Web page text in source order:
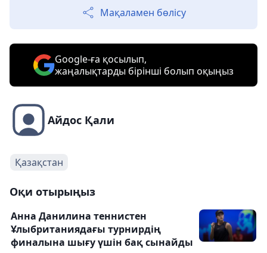
Мақаламен бөлісу
Google-ға қосылып,
жаңалықтарды бірінші болып оқыңыз
Айдос Қали
Қазақстан
Оқи отырыңыз
Анна Данилина теннистен
Ұлыбританиядағы турнирдің
финалына шығу үшін бақ сынайды